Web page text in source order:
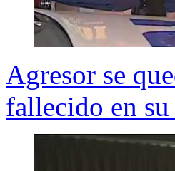
Agresor se
fallecido en